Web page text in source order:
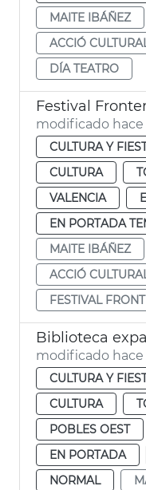
MAITE IBÁÑEZ
ACCIÓ
DÍA TEATRO
Festival
modificado hace
CULTURA Y
CULTURA
VALENCIA
EN PORTADA
MAITE IBÁÑEZ
ACCIÓ
FESTIVAL
Biblioteca
modificado hace
CULTURA Y
CULTURA
POBLES OEST
EN PORTADA
NORMAL